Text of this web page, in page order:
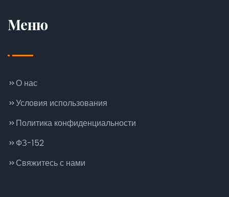
Меню
О нас
Условия использования
Политика конфиденциальности
ФЗ-152
Свяжитесь с нами